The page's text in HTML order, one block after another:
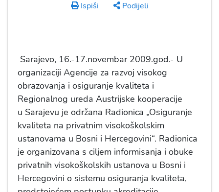
Ispiši Podijeli
Sarajevo, 16.-17.novembar 2009.god.- U
organizaciji Agencije za razvoj visokog
obrazovanja i osiguranje kvaliteta i
Regionalnog ureda Austrijske kooperacije
u Sarajevu je održana Radionica „Osiguranje
kvaliteta na privatnim visokoškolskim
ustanovama u Bosni i Hercegovini“. Radionica
je organizovana s ciljem informisanja i obuke
privatnih visokoškolskih ustanova u Bosni i
Hercegovini o sistemu osiguranja kvaliteta,